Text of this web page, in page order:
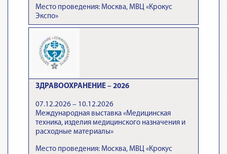
Место проведения: Москва, МВЦ «Крокус
Экспо»
ЗДРАВООХРАНЕНИЕ – 2026
07.12.2026 – 10.12.2026
Международная выставка «Медицинская
техника, изделия медицинского назначения и
расходные материалы»
Место проведения: Москва, МВЦ «Крокус